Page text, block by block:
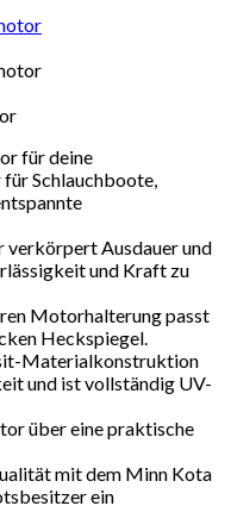
für deine
Schlauchboote,
Ausdauer und
und Kraft zu
Motorhalterung passt
Heckspiegel.
Materialkonstruktion
und ist vollständig UV-
über eine praktische
mit dem Minn Kota
ein